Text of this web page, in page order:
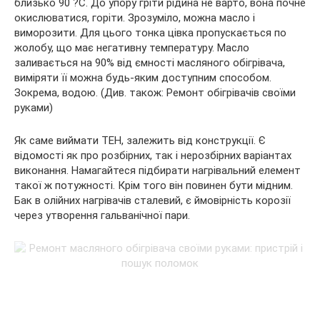
близько 90 ?С. До упору гріти рідина не варто, вона почне
окислюватися, горіти. Зрозуміло, можна масло і
виморозити. Для цього тонка цівка пропускається по
жолобу, що має негативну температуру. Масло
заливається на 90% від ємності масляного обігрівача,
виміряти її можна будь-яким доступним способом.
Зокрема, водою. (Див. також: Ремонт обігрівачів своїми
руками)
Як саме виймати ТЕН, залежить від конструкції. Є
відомості як про розбірних, так і нерозбірних варіантах
виконання. Намагайтеся підбирати нагрівальний елемент
такої ж потужності. Крім того він повинен бути мідним.
Бак в олійних нагрівачів сталевий, є ймовірність корозії
через утворення гальванічної пари.